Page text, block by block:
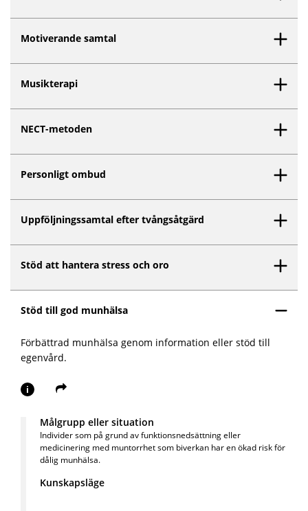
Motiverande samtal
Musikterapi
NECT-metoden
Personligt ombud
Uppföljningssamtal efter tvångsåtgärd
Stöd att hantera stress och oro
Stöd till god munhälsa
Förbättrad munhälsa genom information eller stöd till
egenvård.
i
Målgrupp eller situation
Individer som på grund av funktionsnedsättning eller
medicinering med muntorrhet som biverkan har en ökad risk för
dålig munhälsa.
Kunskapsläge